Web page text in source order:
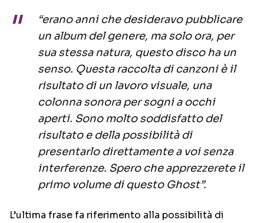
“erano anni che desideravo pubblicare
un album del genere, ma solo ora, per
sua stessa natura, questo disco ha un
senso. Questa raccolta di canzoni è il
risultato di un lavoro visuale, una
colonna sonora per sogni a occhi
aperti. Sono molto soddisfatto del
risultato e della possibilità di
presentarlo direttamente a voi senza
interferenze. Spero che apprezzerete il
primo volume di questo Ghost”.
L’ultima frase fa riferimento alla possibilità di